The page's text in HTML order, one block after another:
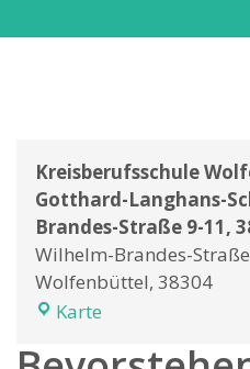
Kreisberufsschule
Gotthard-Langhans-
Brandes-Straße 9-11,
Wilhelm-Brandes-
Wolfenbüttel, 38304
Karte
(Carl-